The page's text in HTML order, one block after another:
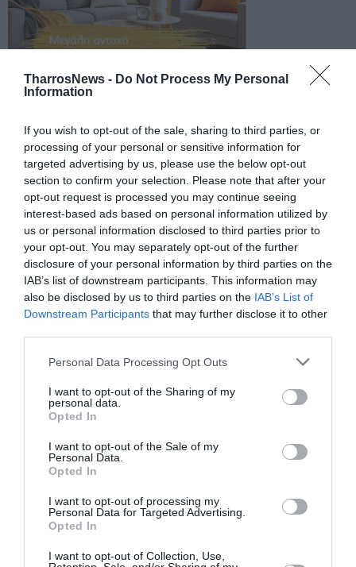
TharrosNews - Do Not Process My Personal
Information
If you wish to opt-out of the sale, sharing to third parties, or
processing of your personal or sensitive information for
targeted advertising by us, please use the below opt-out
section to confirm your selection. Please note that after your
opt-out request is processed you may continue seeing
interest-based ads based on personal information utilized by
us or personal information disclosed to third parties prior to
your opt-out. You may separately opt-out of the further
disclosure of your personal information by third parties on the
IAB’s list of downstream participants. This information may
also be disclosed by us to third parties on the IAB’s List of
Downstream Participants that may further disclose it to other
Personal Data Processing Opt Outs
I want to opt-out of the Sharing of my
personal data.
Opted In
I want to opt-out of the Sale of my
Personal Data.
Opted In
I want to opt-out of processing my
Personal Data for Targeted Advertising.
Opted In
I want to opt-out of Collection, Use,